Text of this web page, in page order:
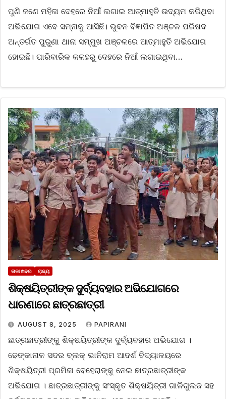
ପୁଣି ଜଣେ ମହିଳା ଦେହରେ ନିଆଁ ଲଗାଇ ଆତ୍ମାହୁତି ଉଦ୍ୟମ କରିଥିବା
ଅଭିଯୋଗ ଏବେ ସମ୍ନାକୁ ଆସିଛି। ଭୁବନ ବିଜ୍ଞାପିତ ଅଞ୍ଚଳ ପରିଷଦ
ଅନ୍ତର୍ଗତ ପୁରୁଣା ଥାନା ସମ୍ମୁଖ ଅଞ୍ଚଳରେ ଆତ୍ମାହୁତି ଅଭିଯୋଗ
ହୋଇଛି। ପାରିବାରିକ କଳହରୁ ଦେହରେ ନିଆଁ ଲଗାଇଥିବା…
ତାଜା ଖବର ରାଜ୍ୟ
ଶିକ୍ଷୟିତ୍ରୀଙ୍କ ଦୁର୍ବ୍ୟବହାର ଅଭିଯୋଗରେ
ଧାରଣାରେ ଛାତ୍ରଛାତ୍ରୀ
AUGUST 8, 2025 PAPIRANI
ଛାତ୍ରଛାତ୍ରୀଙ୍କୁ ଶିକ୍ଷୟିତ୍ରୀଙ୍କ ଦୁର୍ବ୍ୟବହାର ଅଭିଯୋଗ ।
ଢେଙ୍କାନାଳ ସଦର ବ୍ଲକ୍‌ ଭାନିରାମ ଆଦର୍ଶ ବିଦ୍ୟାଳୟରେ
ଶିକ୍ଷୟିତ୍ରୀ ପ୍ରମିଳା ବେହେରାଙ୍କୁ ନେଇ ଛାତ୍ରଛାତ୍ରୀଙ୍କ
ଅଭିଯୋଗ । ଛାତ୍ରଛାତ୍ରୀଙ୍କୁ ସଂସ୍କୃତ ଶିକ୍ଷୟିତ୍ରୀ ଗାଳିଗୁଲଜ ସହ